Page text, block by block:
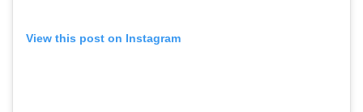
View this post on Instagram